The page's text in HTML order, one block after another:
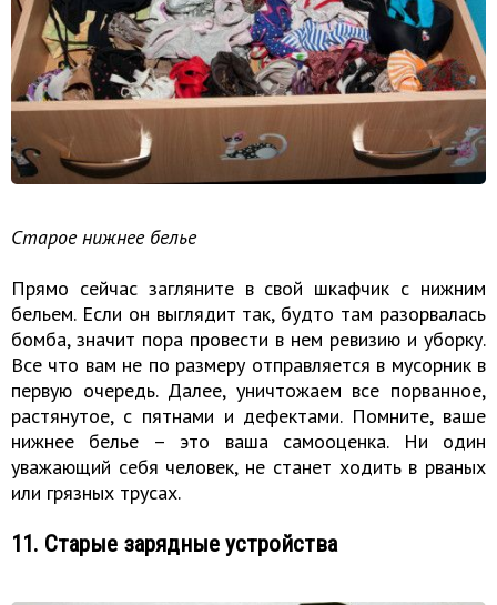
Старое нижнее белье
Прямо сейчас загляните в свой шкафчик с нижним
бельем. Если он выглядит так, будто там разорвалась
бомба, значит пора провести в нем ревизию и уборку.
Все что вам не по размеру отправляется в мусорник в
первую очередь. Далее, уничтожаем все порванное,
растянутое, с пятнами и дефектами. Помните, ваше
нижнее белье – это ваша самооценка. Ни один
уважающий себя человек, не станет ходить в рваных
или грязных трусах.
11. Старые зарядные устройства